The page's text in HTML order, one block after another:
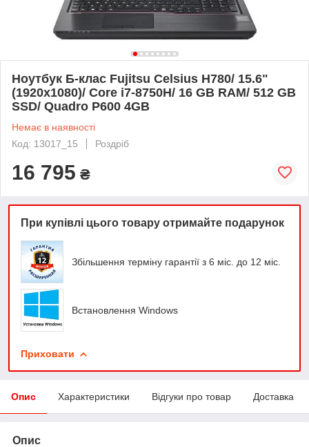
Ноутбук Б-клас Fujitsu Celsius H780/ 15.6"
(1920x1080)/ Core i7-8750H/ 16 GB RAM/ 512 GB
SSD/ Quadro P600 4GB
Немає в наявності
Код: 13017_15
Роздріб
16 795 ₴
При купівлі цього товару отримайте подарунок
Збільшення терміну гарантії з 6 міс. до 12 міс.
Встановлення Windows
Приховати
Опис Характеристики Відгуки про товар Доставка
Опис